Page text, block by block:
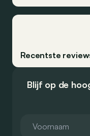
Recentste
Blijf op de